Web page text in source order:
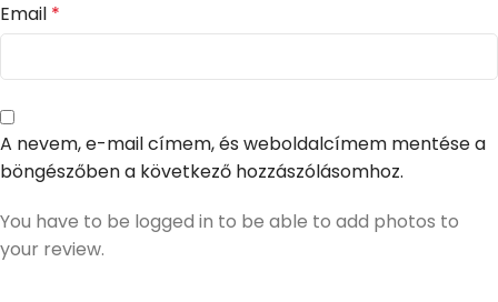
Email *
A nevem, e-mail címem, és weboldalcímem mentése a
böngészőben a következő hozzászólásomhoz.
You have to be logged in to be able to add photos to
your review.